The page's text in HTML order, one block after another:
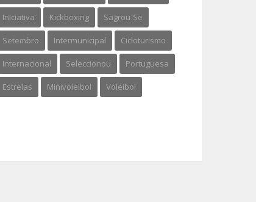
Iniciativa Kickboxing Sagrou-Se
Setembro Intermunicipal Cicloturismo
Internacional Seleccionou Portuguesa
Estrelas Minivoleibol Voleibol